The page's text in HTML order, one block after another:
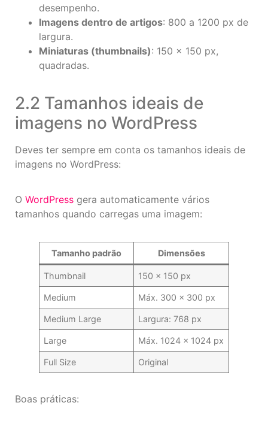
desempenho.
Imagens dentro de artigos: 800 a 1200 px de
largura.
Miniaturas (thumbnails): 150 × 150 px,
quadradas.
2.2 Tamanhos ideais de
imagens no WordPress
Deves ter sempre em conta os tamanhos ideais de
imagens no WordPress:
O WordPress gera automaticamente vários
tamanhos quando carregas uma imagem:
Tamanho padrão Dimensões
Thumbnail 150 × 150 px
Medium Máx. 300 × 300 px
Medium Large Largura: 768 px
Large Máx. 1024 × 1024 px
Full Size Original
Boas práticas: